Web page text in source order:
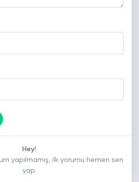
Hey!
yapılmamış, ilk yorumu hemen sen
yap.